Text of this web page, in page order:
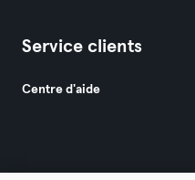
Service clients
Centre d'aide